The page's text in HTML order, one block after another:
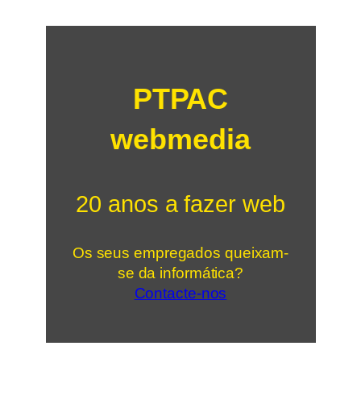
PTPAC
webmedia
20 anos a fazer web
Os seus empregados queixam-
se da informática?
Contacte-nos